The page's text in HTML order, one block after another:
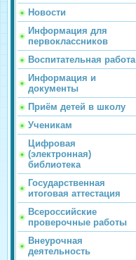
Новости
Информация для
первоклассников
Воспитательная работа
Информация и
документы
Приём детей в школу
Ученикам
Цифровая
(электронная)
библиотека
Государственная
итоговая аттестация
Всероссийские
проверочные работы
Внеурочная
деятельность